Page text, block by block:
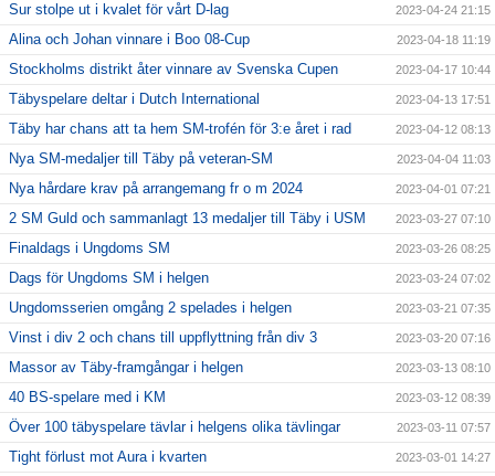
Sur stolpe ut i kvalet för vårt D-lag 2023-04-24 21:15
Alina och Johan vinnare i Boo 08-Cup 2023-04-18 11:19
Stockholms distrikt åter vinnare av Svenska Cupen 2023-04-17 10:44
Täbyspelare deltar i Dutch International 2023-04-13 17:51
Täby har chans att ta hem SM-trofén för 3:e året i rad 2023-04-12 08:13
Nya SM-medaljer till Täby på veteran-SM 2023-04-04 11:03
Nya hårdare krav på arrangemang fr o m 2024 2023-04-01 07:21
2 SM Guld och sammanlagt 13 medaljer till Täby i USM 2023-03-27 07:10
Finaldags i Ungdoms SM 2023-03-26 08:25
Dags för Ungdoms SM i helgen 2023-03-24 07:02
Ungdomsserien omgång 2 spelades i helgen 2023-03-21 07:35
Vinst i div 2 och chans till uppflyttning från div 3 2023-03-20 07:16
Massor av Täby-framgångar i helgen 2023-03-13 08:10
40 BS-spelare med i KM 2023-03-12 08:39
Över 100 täbyspelare tävlar i helgens olika tävlingar 2023-03-11 07:57
Tight förlust mot Aura i kvarten 2023-03-01 14:27